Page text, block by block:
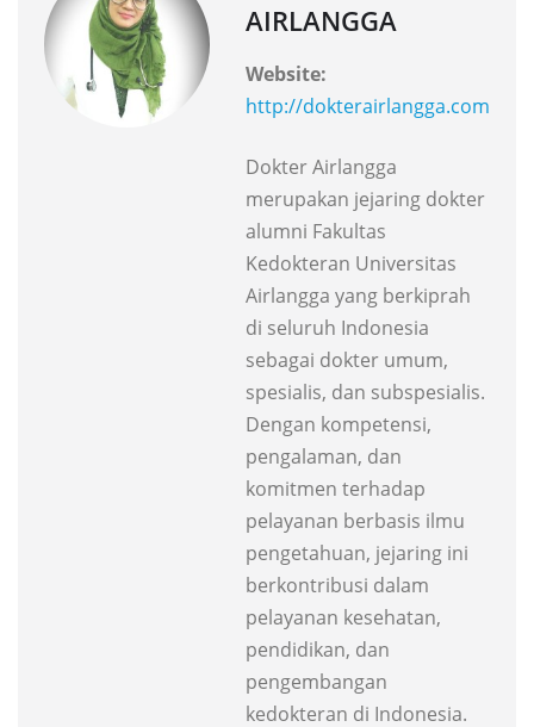
AIRLANGGA
Website:
http://dokterairlangga.com
Dokter Airlangga
merupakan jejaring dokter
alumni Fakultas
Kedokteran Universitas
Airlangga yang berkiprah
di seluruh Indonesia
sebagai dokter umum,
spesialis, dan subspesialis.
Dengan kompetensi,
pengalaman, dan
komitmen terhadap
pelayanan berbasis ilmu
pengetahuan, jejaring ini
berkontribusi dalam
pelayanan kesehatan,
pendidikan, dan
pengembangan
kedokteran di Indonesia.